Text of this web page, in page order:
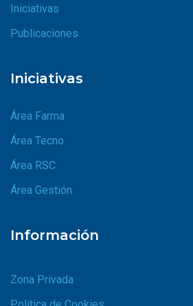
Iniciativas
Publicaciones
Iniciativas
Área Farma
Área Tecno
Área RSC
Área Gestión
Información
Zona Privada